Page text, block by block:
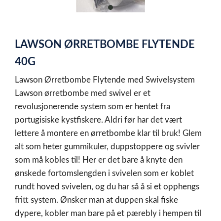
item
of
1
LAWSON ØRRETBOMBE FLYTENDE
40G
Lawson Ørretbombe Flytende med Swivelsystem
Lawson ørretbombe med swivel er et
revolusjonerende system som er hentet fra
portugisiske kystfiskere. Aldri før har det vært
lettere å montere en ørretbombe klar til bruk! Glem
alt som heter gummikuler, duppstoppere og svivler
som må kobles til! Her er det bare å knyte den
ønskede fortomslengden i svivelen som er koblet
rundt hoved svivelen, og du har så å si et opphengs
fritt system. Ønsker man at duppen skal fiske
dypere, kobler man bare på et pærebly i hempen til